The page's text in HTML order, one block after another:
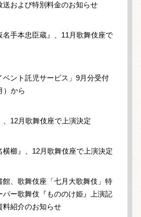
送および特別料金のお知らせ
名手本忠臣蔵』、11月歌舞伎座で
ベント託児サービス」9月分受付
）から
、12月歌舞伎座で上演決定
横櫛』、12月歌舞伎座で上演決定
館、歌舞伎座「七月大歌舞伎」特
パー歌舞伎『もののけ姫』上演記
料紹介のお知らせ